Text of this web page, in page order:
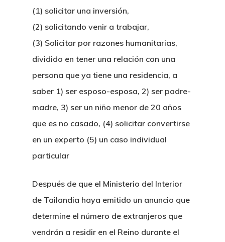
(1) solicitar una inversión,
(2) solicitando venir a trabajar,
(3) Solicitar por razones humanitarias,
dividido en tener una relación con una
persona que ya tiene una residencia, a
saber 1) ser esposo-esposa, 2) ser padre-
madre, 3) ser un niño menor de 20 años
que es no casado, (4) solicitar convertirse
en un experto (5) un caso individual
particular
Después de que el Ministerio del Interior
de Tailandia haya emitido un anuncio que
determine el número de extranjeros que
vendrán a residir en el Reino durante el